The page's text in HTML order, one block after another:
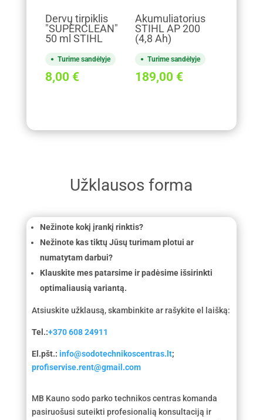
Dervų tirpiklis
"SUPERCLEAN"
50 ml STIHL
Turime sandėlyje
8,00 €
Akumuliatorius
STIHL AP 200
(4,8 Ah)
Turime sandėlyje
189,00 €
Užklausos forma
Nežinote kokį įrankį rinktis?
Nežinote kas tiktų Jūsų turimam plotui ar
numatytam darbui?
Klauskite mes patarsime ir padėsime išsirinkti
optimaliausią variantą.
Atsiuskite užklausą, skambinkite ar rašykite el laišką:
Tel.:+370 608 24911
El.pšt.: info@sodotechnikoscentras.lt;
profiservise.rent@gmail.com
MB Kauno sodo parko technikos centras komanda
pasiruošusi suteikti profesionalią konsultaciją ir